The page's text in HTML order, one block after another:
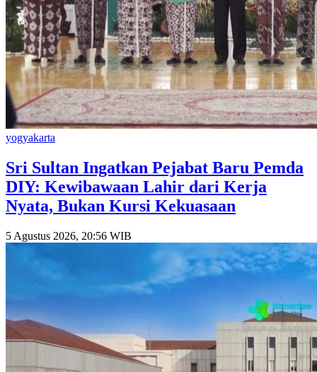
yogyakarta
Sri Sultan Ingatkan Pejabat Baru Pemda
DIY: Kewibawaan Lahir dari Kerja
Nyata, Bukan Kursi Kekuasaan
5 Agustus 2026, 20:56 WIB